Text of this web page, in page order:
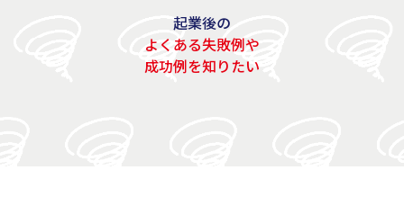
起業後の
よくある失敗例や
成功例を知りたい